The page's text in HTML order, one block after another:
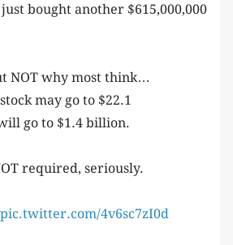
just bought another $615,000,000
NOT why most think…
stock may go to $22.1
go to $1.4 billion.
required, seriously.
pic.twitter.com/4v6sc7zI0d